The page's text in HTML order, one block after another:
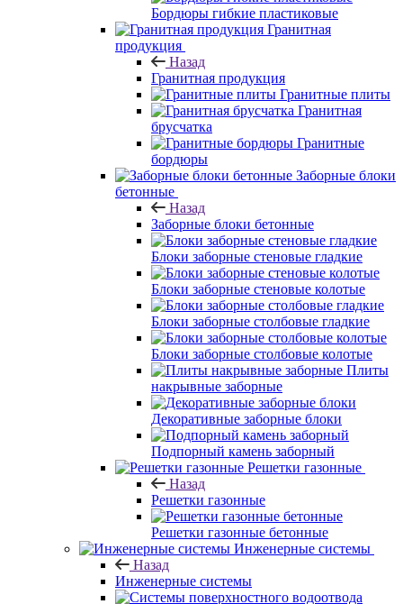
Бордюры гибкие пластиковые
Гранитная
продукция
Назад
Гранитная продукция
Гранитные плиты
Гранитная
брусчатка
Гранитные
бордюры
Заборные блоки
бетонные
Назад
Заборные блоки бетонные
Блоки заборные стеновые гладкие
Блоки заборные стеновые колотые
Блоки заборные столбовые гладкие
Блоки заборные столбовые колотые
Плиты
накрывные заборные
Декоративные заборные блоки
Подпорный камень заборный
Решетки газонные
Назад
Решетки газонные
Решетки газонные бетонные
Инженерные системы
Назад
Инженерные системы